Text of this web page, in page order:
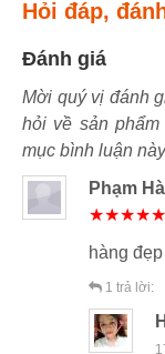
Hỏi đáp,
Đánh giá
Mời quý vị đánh
hỏi về sản
mục bình luận này
Phạm
★★★★★
hàng
1 trả lời: